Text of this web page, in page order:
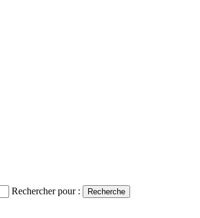
Rechercher pour : Recherche